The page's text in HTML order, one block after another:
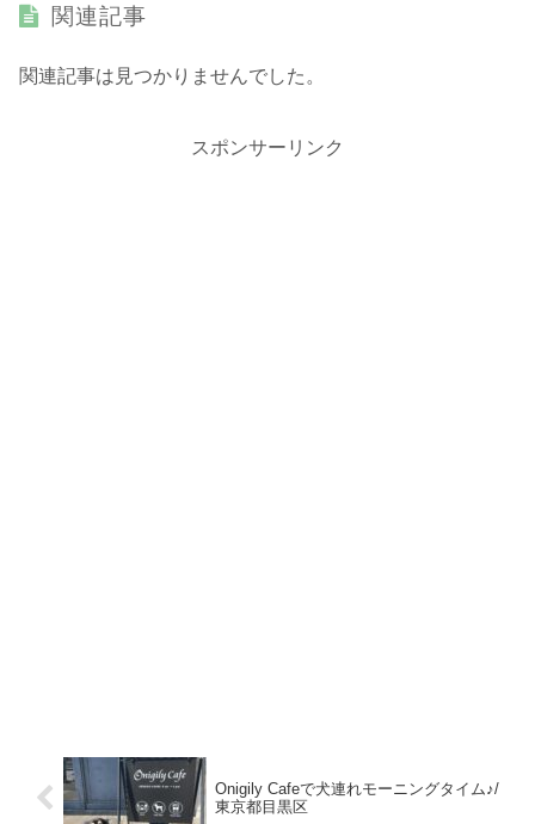
関連記事
関連記事は見つかりませんでした。
スポンサーリンク
Onigily Cafeで犬連れモーニングタイム♪/
東京都目黒区